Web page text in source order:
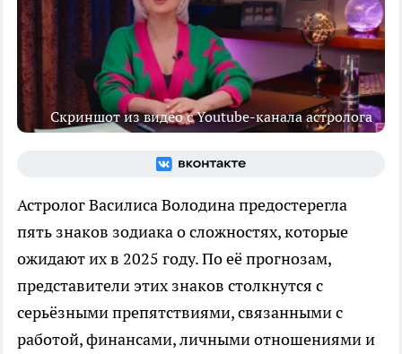
Скриншот из видео с Youtube-канала астролога
Астролог Василиса Володина предостерегла
пять знаков зодиака о сложностях, которые
ожидают их в 2025 году. По её прогнозам,
представители этих знаков столкнутся с
серьёзными препятствиями, связанными с
работой, финансами, личными отношениями и